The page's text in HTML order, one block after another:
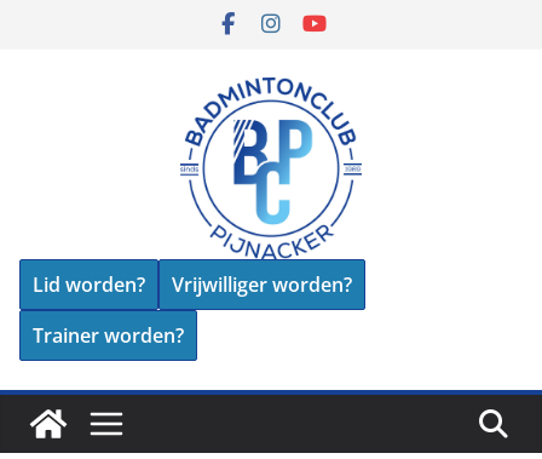
Lid worden?
Vrijwilliger worden?
Trainer worden?